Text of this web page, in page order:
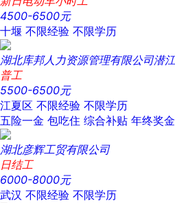
4500-6500元
十堰 不限经验 不限学历
湖北库邦人力资源管理有限公司潜
普工
5500-6500元
江夏区 不限经验 不限学历
五险一金 包吃住 综合补贴 年终奖金
湖北彦辉工贸有限公司
日结工
6000-8000元
武汉 不限经验 不限学历